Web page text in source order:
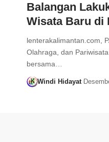
Balangan
Wisata Baru di
lenterakalimantan.com,
Olahraga, dan
bersama…
Windi Hidayat